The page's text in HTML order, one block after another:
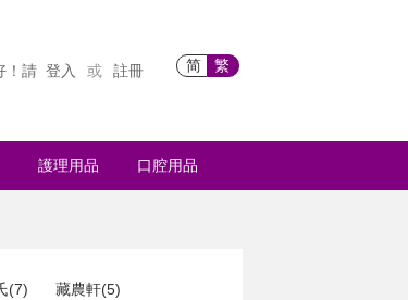
简 繁
！請 登入 或 註冊
護理用品 口腔用品
(7) 藏農軒(5)